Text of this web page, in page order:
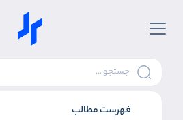
فهرست مطالب